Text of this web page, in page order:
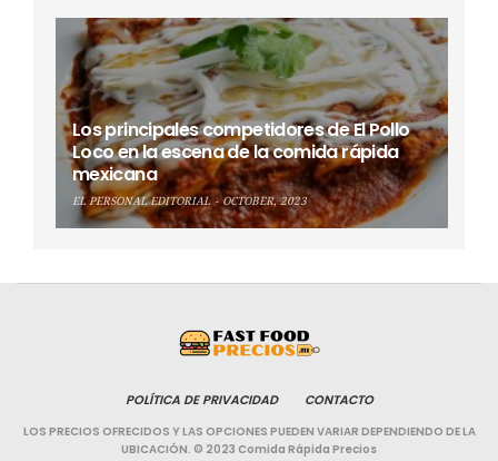
Los principales competidores de El Pollo
Loco en la escena de la comida rápida
mexicana
EL PERSONAL EDITORIAL OCTOBER, 2023
POLÍTICA DE PRIVACIDAD CONTACTO
LOS PRECIOS OFRECIDOS Y LAS OPCIONES PUEDEN VARIAR DEPENDIENDO DE LA
UBICACIÓN. © 2023 Comida Rápida Precios